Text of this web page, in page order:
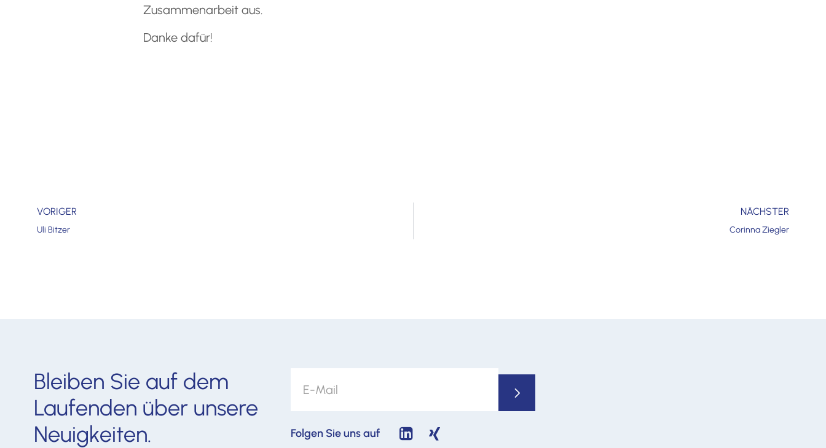
Zusammenarbeit aus.
Danke dafür!
VORIGER
Uli Bitzer
NÄCHSTER
Corinna Ziegler
Bleiben Sie auf dem
Laufenden über unsere
Neuigkeiten.
Folgen Sie uns auf